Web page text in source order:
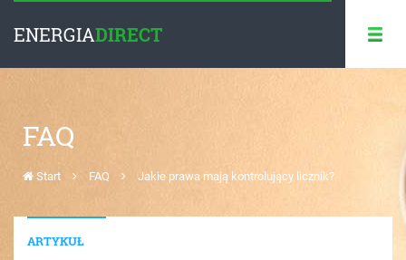
ENERGIADIRECT
FAQ
Start FAQ Jakie prawa mają kontrolujący licznik?
ARTYKUŁ